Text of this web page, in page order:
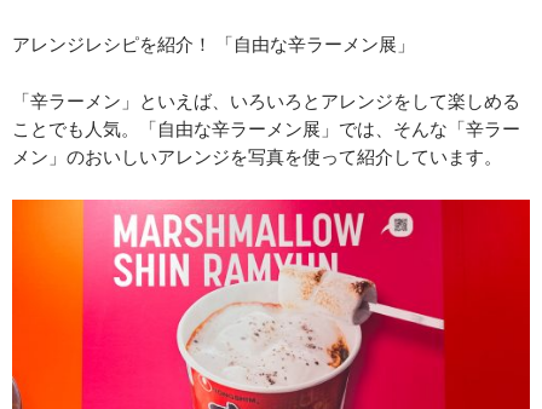
アレンジレシピを紹介！ 「自由な辛ラーメン展」
「辛ラーメン」といえば、いろいろとアレンジをして楽しめる
ことでも人気。「自由な辛ラーメン展」では、そんな「辛ラー
メン」のおいしいアレンジを写真を使って紹介しています。